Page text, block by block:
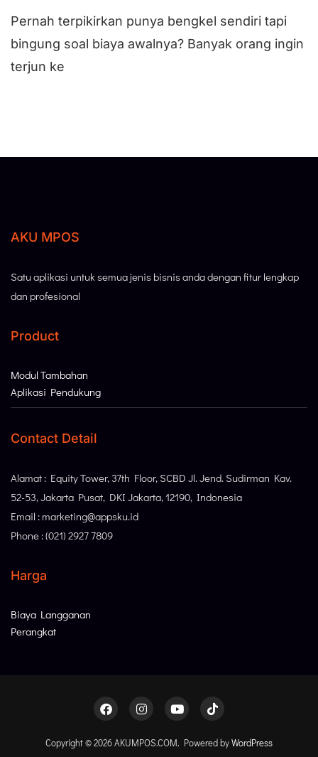
Pernah terpikirkan punya bengkel sendiri tapi
bingung soal biaya awalnya? Banyak orang ingin
terjun ke
AKU MPOS
Satu aplikasi untuk semua jenis bisnis anda dengan fitur lengkap
dan profesional
Product
Modul Tambahan
Aplikasi Pendukung
Contact Detail
Alamat : Equity Tower, 37th Floor, SCBD Jl. Jend. Sudirman Kav.
52-53, Jakarta Pusat, DKI Jakarta, 12190, Indonesia
Email : marketing@appsku.id
Phone : (021) 2927 7809
Harga
Biaya Langganan
Perangkat
Copyright © 2026 AKUMPOS.COM. Powered byWordPress